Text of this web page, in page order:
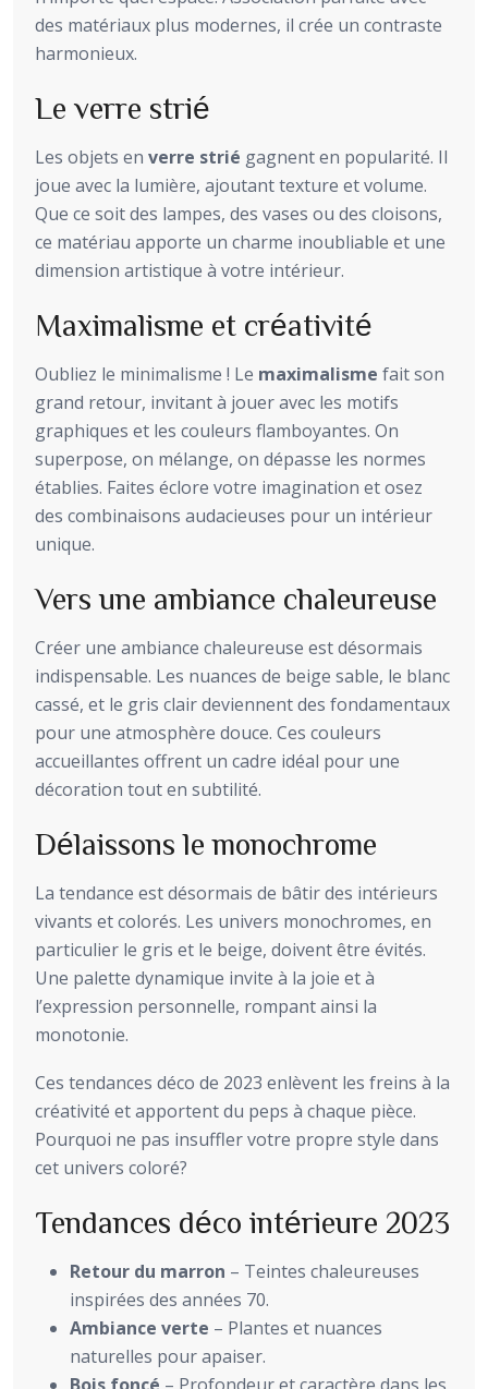
des matériaux plus modernes, il crée un contraste
harmonieux.
Le verre strié
Les objets en verre strié gagnent en popularité. Il
joue avec la lumière, ajoutant texture et volume.
Que ce soit des lampes, des vases ou des cloisons,
ce matériau apporte un charme inoubliable et une
dimension artistique à votre intérieur.
Maximalisme et créativité
Oubliez le minimalisme ! Le maximalisme fait son
grand retour, invitant à jouer avec les motifs
graphiques et les couleurs flamboyantes. On
superpose, on mélange, on dépasse les normes
établies. Faites éclore votre imagination et osez
des combinaisons audacieuses pour un intérieur
unique.
Vers une ambiance chaleureuse
Créer une ambiance chaleureuse est désormais
indispensable. Les nuances de beige sable, le blanc
cassé, et le gris clair deviennent des fondamentaux
pour une atmosphère douce. Ces couleurs
accueillantes offrent un cadre idéal pour une
décoration tout en subtilité.
Délaissons le monochrome
La tendance est désormais de bâtir des intérieurs
vivants et colorés. Les univers monochromes, en
particulier le gris et le beige, doivent être évités.
Une palette dynamique invite à la joie et à
l’expression personnelle, rompant ainsi la
monotonie.
Ces tendances déco de 2023 enlèvent les freins à la
créativité et apportent du peps à chaque pièce.
Pourquoi ne pas insuffler votre propre style dans
cet univers coloré?
Tendances déco intérieure 2023
Retour du marron – Teintes chaleureuses
inspirées des années 70.
Ambiance verte – Plantes et nuances
naturelles pour apaiser.